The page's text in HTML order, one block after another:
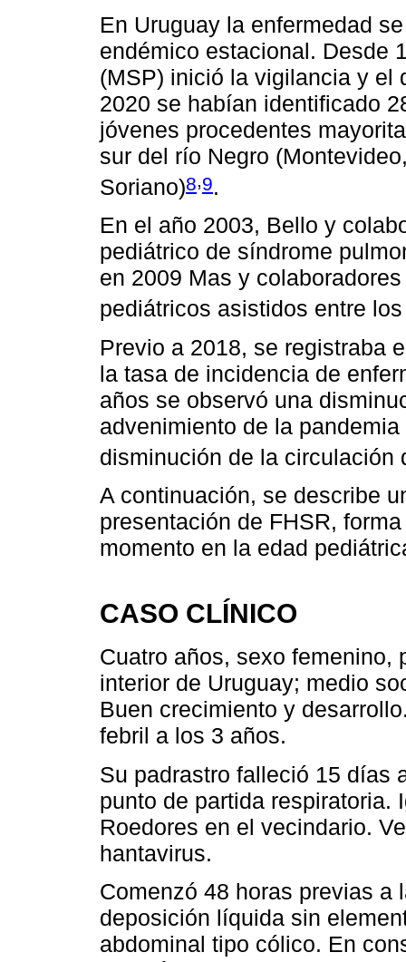
En Uruguay la enfermedad
endémico estacional. Desde
(MSP) inició la vigilancia y el
2020 se habían identificado
jóvenes procedentes
sur del río Negro
Soriano)8 9.
En el año 2003, Bello y
pediátrico de síndrome
en 2009 Mas y
pediátricos asistidos entre
Previo a 2018, se registraba
la tasa de incidencia de
años se observó una
advenimiento de la
disminución de la circulación
A continuación, se describe
presentación de FHSR,
momento en la edad
CASO CLÍNICO
Cuatro años, sexo femenino,
interior de Uruguay; medio
Buen crecimiento y
febril a los 3 años.
Su padrastro falleció 15 días
punto de partida respiratoria.
Roedores en el vecindario.
hantavirus.
Comenzó 48 horas previas a
deposición líquida sin
abdominal tipo cólico. En